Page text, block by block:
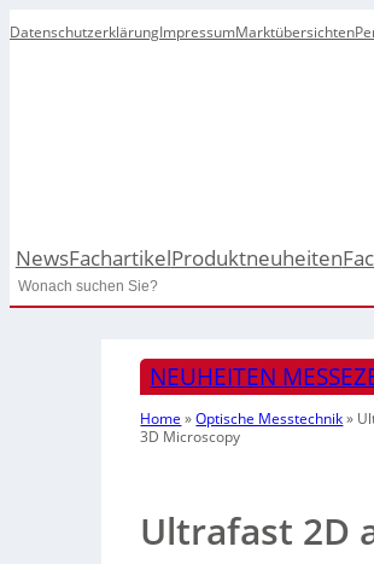
DatenschutzerklärungImpressumMarktübersichten
NewsFachartikelProduktneuheiten
Search
NEUHEITEN
Home »Optische Messtechnik»
3D Microscopy
Ultrafast 2D